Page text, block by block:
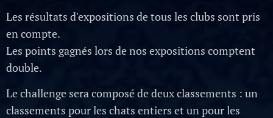
Les résultats d'expositions de tous les clubs sont pris
en compte.
Les points gagnés lors de nos expositions comptent
double.
Le challenge sera composé de deux classements : un
classements pour les chats entiers et un pour les